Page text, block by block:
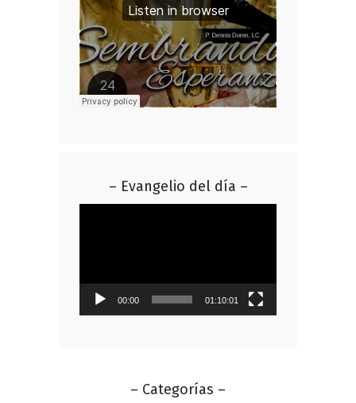
– Evangelio del día –
00:00 01:10:01
– Categorías –